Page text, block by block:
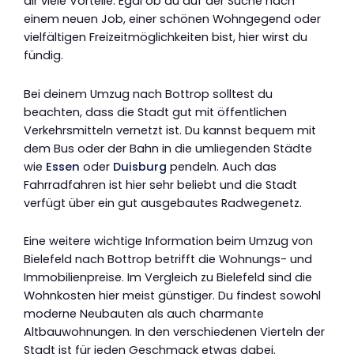
einem neuen Job, einer schönen Wohngegend oder
vielfältigen Freizeitmöglichkeiten bist, hier wirst du
fündig.
Bei deinem Umzug nach Bottrop solltest du
beachten, dass die Stadt gut mit öffentlichen
Verkehrsmitteln vernetzt ist. Du kannst bequem mit
dem Bus oder der Bahn in die umliegenden Städte
wie Essen oder Duisburg pendeln. Auch das
Fahrradfahren ist hier sehr beliebt und die Stadt
verfügt über ein gut ausgebautes Radwegenetz.
Eine weitere wichtige Information beim Umzug von
Bielefeld nach Bottrop betrifft die Wohnungs- und
Immobilienpreise. Im Vergleich zu Bielefeld sind die
Wohnkosten hier meist günstiger. Du findest sowohl
moderne Neubauten als auch charmante
Altbauwohnungen. In den verschiedenen Vierteln der
Stadt ist für jeden Geschmack etwas dabei.